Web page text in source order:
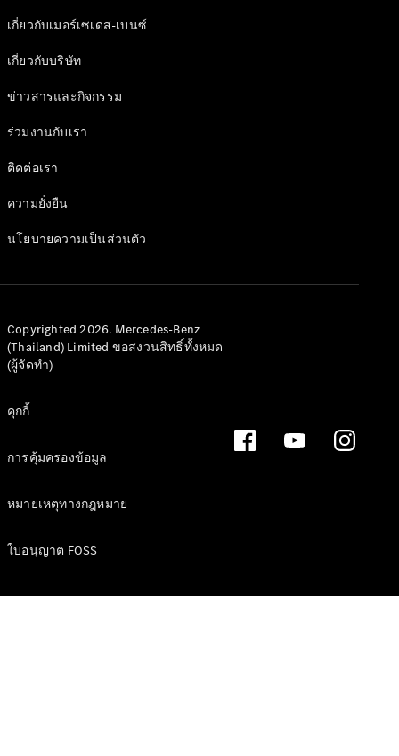
เกี่ยวกับเมอร์เซเดส-เบนซ์
เกี่ยวกับบริษัท
ข่าวสารและกิจกรรม
ร่วมงานกับเรา
ติดต่อเรา
ความยั่งยืน
นโยบายความเป็นส่วนตัว
Copyrighted 2026. Mercedes-Benz
(Thailand) Limited ขอสงวนสิทธิ์ทั้งหมด
(ผู้จัดทำ)
คุกกี้
การคุ้มครองข้อมูล
หมายเหตุทางกฎหมาย
ใบอนุญาต FOSS